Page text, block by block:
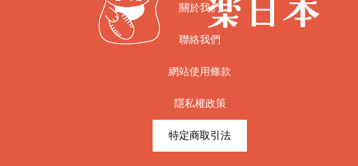
關於我們
聯絡我們
網站使用條款
隱私權政策
特定商取引法